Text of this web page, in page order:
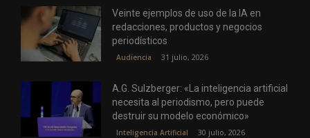
Veinte ejemplos de uso de la IA en
redacciones, productos y negocios
periodísticos
Audiencia 31 julio, 2026
A.G. Sulzberger: «La inteligencia artificial
necesita al periodismo, pero puede
destruir su modelo económico»
Inteligencia Artificial 30 julio, 2026